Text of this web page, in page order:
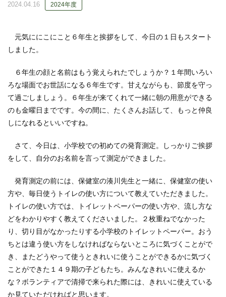
2024.04.16 2024年度
元気ににこにこと６年生と挨拶をして、今日の１日もスタート
しました。
６年生の顔と名前はもう覚えられたでしょうか？１年間いろい
ろな場面でお世話になる６年生です。甘えながらも、節度を守っ
て過ごしましょう。６年生が来てくれて一緒に朝の用意ができる
のも金曜日までです。今の間に、たくさんお話して、もっと仲良
しになれるといいですね。
さて、今日は、小学校での初めての発育測定。しっかりご挨拶
をして、自分のお名前を言って測定ができました。
発育測定の前には、保健室の湊川先生と一緒に、保健室の使い
方や、毎日使うトイレの使い方について教えていただきました。
トイレの使い方では、トイレットペーパーの使い方や、流し方な
どをわかりやすく教えてくださいました。２枚重ねでなかった
り、切り目がなかったりする小学校のトイレットペーパー。おう
ちとは違う使い方をしなければならないところに気づくことがで
き、またどうやって使うときれいに使うことができるかに気づく
ことができた１４９期の子どもたち。みんなきれいに使えるか
な？ボランティアで清掃で来られた際には、きれいに使えている
か見ていただければと思います。